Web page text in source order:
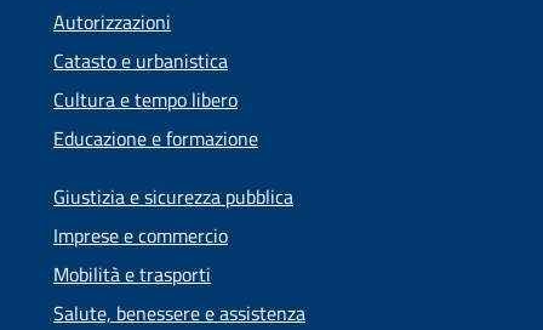
Autorizzazioni
Catasto e urbanistica
Cultura e tempo libero
Educazione e formazione
Giustizia e sicurezza pubblica
Imprese e commercio
Mobilità e trasporti
Salute, benessere e assistenza